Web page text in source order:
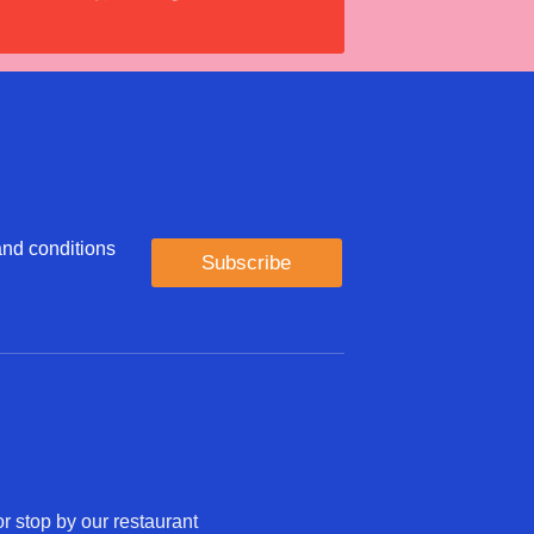
conditions
Subscribe
stop by our restaurant